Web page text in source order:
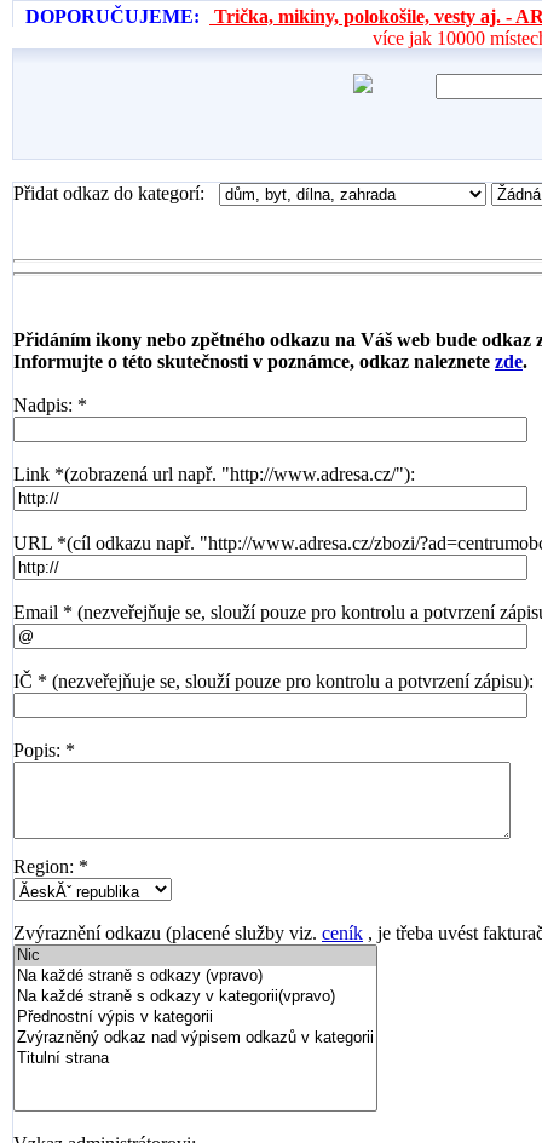
DOPORUČUJEME:
Trička, mikiny, polokošile, vesty aj. -
více jak 10000
Přidat odkaz do kategorí:
Přidáním ikony nebo zpětného odkazu na Váš web bude odkaz
Informujte o této skutečnosti v poznámce, odkaz naleznete zde.
Nadpis: *
Link *(zobrazená url např. "http://www.adresa.cz/"):
URL *(cíl odkazu např. "http://www.adresa.cz/zbozi/
Email * (nezveřejňuje se, slouží pouze pro kontrolu a potvrzení
IČ * (nezveřejňuje se, slouží pouze pro kontrolu a potvrzení zápisu):
Popis: *
Region: *
Zvýraznění odkazu (placené služby viz. ceník , je třeba uvést